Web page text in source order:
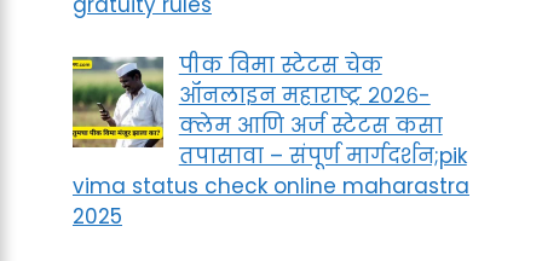
पीक विमा स्टेटस चेक
ऑनलाइन महाराष्ट्र २०२६-
क्लेम आणि अर्ज स्टेटस कसा
तपासावा – संपूर्ण मार्गदर्शन;pik
vima status check online maharastra
2025